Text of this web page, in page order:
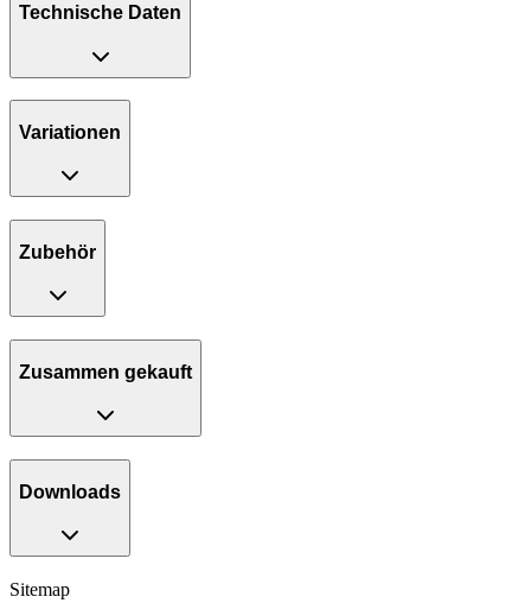
Technische Daten
Variationen
Zubehör
Zusammen gekauft
Downloads
Sitemap